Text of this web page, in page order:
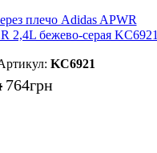
плечо Adidas APWR
2,4L бежево-серая KC6921
KC6921
764грн